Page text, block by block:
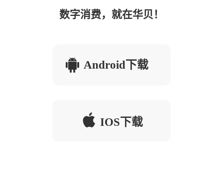
数字消费，就在华贝！
Android下载
IOS下载